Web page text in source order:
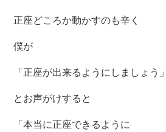
正座どころか動かすのも辛く
僕が
「正座が出来るようにしましょう」
とお声がけすると
「本当に正座できるように